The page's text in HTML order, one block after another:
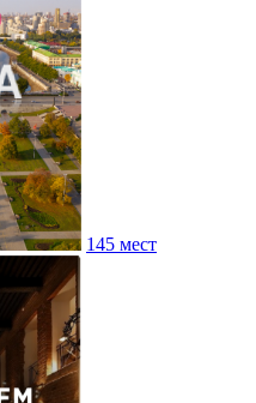
145 мест